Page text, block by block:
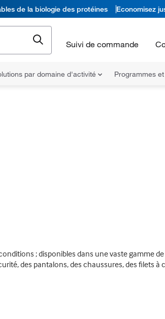
de la biologie des protéines Economisez
Suivi de commande
par domaine d'activité Programmes
; disponibles dans une vaste gamme
des pantalons, des chaussures, des filets à